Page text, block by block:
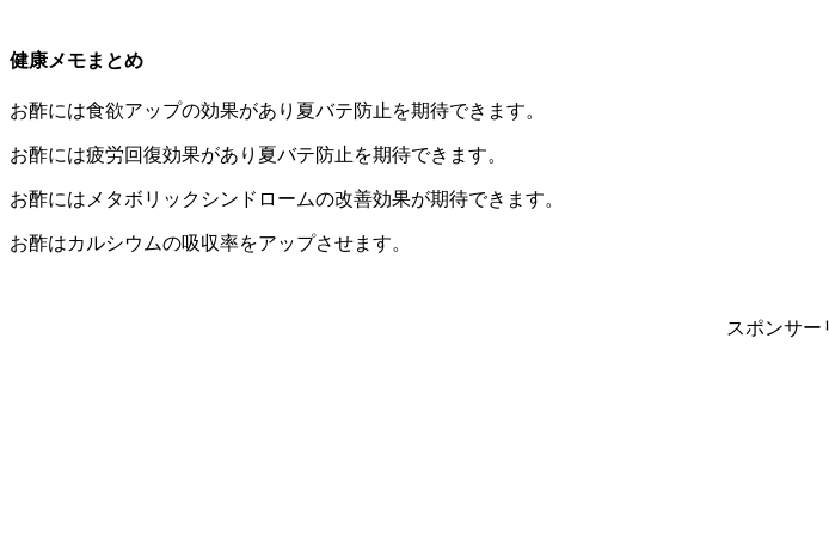
健康メモまとめ
お酢には食欲アップの効果があり夏バテ防止を期待できます。
お酢には疲労回復効果があり夏バテ防止を期待できます。
お酢にはメタボリックシンドロームの改善効果が期待できます。
お酢はカルシウムの吸収率をアップさせます。
スポンサー